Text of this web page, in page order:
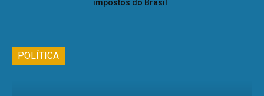
impostos do Brasil
POLÍTICA